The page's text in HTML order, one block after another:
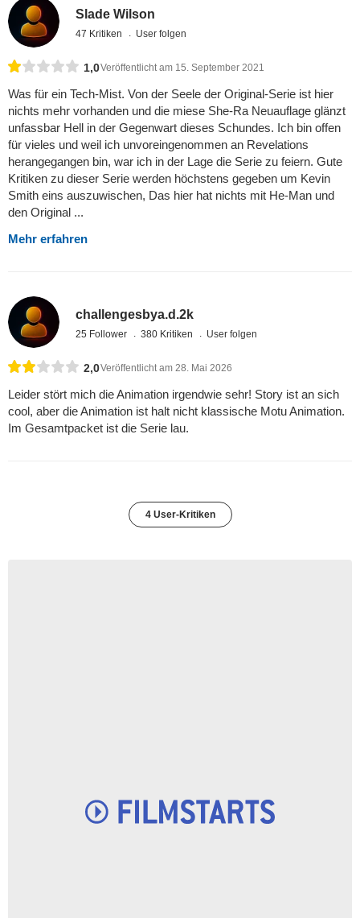
Slade Wilson
47 Kritiken User folgen
1,0Veröffentlicht am 15. September 2021
Was für ein Tech-Mist. Von der Seele der Original-Serie ist hier
nichts mehr vorhanden und die miese She-Ra Neuauflage glänzt
unfassbar Hell in der Gegenwart dieses Schundes. Ich bin offen
für vieles und weil ich unvoreingenommen an Revelations
herangegangen bin, war ich in der Lage die Serie zu feiern. Gute
Kritiken zu dieser Serie werden höchstens gegeben um Kevin
Smith eins auszuwischen, Das hier hat nichts mit He-Man und
den Original ...
Mehr erfahren
challengesbya.d.2k
25 Follower 380 Kritiken User folgen
2,0Veröffentlicht am 28. Mai 2026
Leider stört mich die Animation irgendwie sehr! Story ist an sich
cool, aber die Animation ist halt nicht klassische Motu Animation.
Im Gesamtpacket ist die Serie lau.
4 User-Kritiken